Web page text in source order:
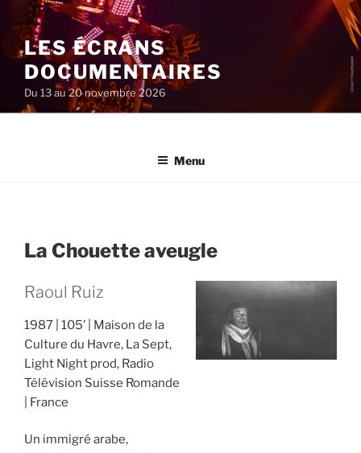
au
contenu
principal
LES ÉCRANS
DOCUMENTAIRES
Du 13 au 20 novembre 2026
Menu
La Chouette aveugle
Raoul Ruiz
1987 105’
Maison de la
Culture du Havre, La Sept,
Light Night prod, Radio
Télévision Suisse Romande
France
Un immigré arabe,